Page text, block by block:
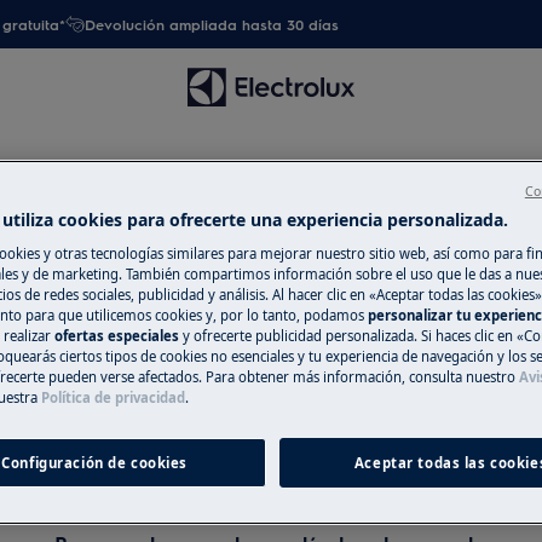
Devolución ampliada hasta 30 días
para Accesorios de
utiliza cookies para ofrecerte una experiencia personalizada.
y otras tecnologías similares para mejorar nuestro sitio web, así como para
y de marketing. También compartimos información sobre el uso que le das a
de redes sociales, publicidad y análisis. Al hacer clic en «Aceptar todas las
para que utilicemos cookies y, por lo tanto, podamos personalizar tu
realizar ofertas especiales y ofrecerte publicidad personalizada. Si haces clic en
ciertos tipos de cookies no esenciales y tu experiencia de navegación y los
pueden verse afectados. Para obtener más información, consulta nuestro
Política de privacidad .
Configuración de cookies Aceptar todas las